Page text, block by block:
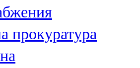
прокуратура